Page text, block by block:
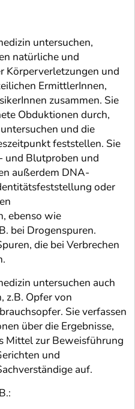
untersuchen,
natürliche und
Körperverletzungen und
ErmittlerInnen,
zusammen. Sie
Obduktionen durch,
und die
feststellen. Sie
und Blutproben und
außerdem DNA-
oder
ebenso wie
bei Drogenspuren.
die bei Verbrechen
untersuchen auch
z.B. Opfer von
Sie verfassen
über die Ergebnisse,
Mittel zur Beweisführung
und
auf.